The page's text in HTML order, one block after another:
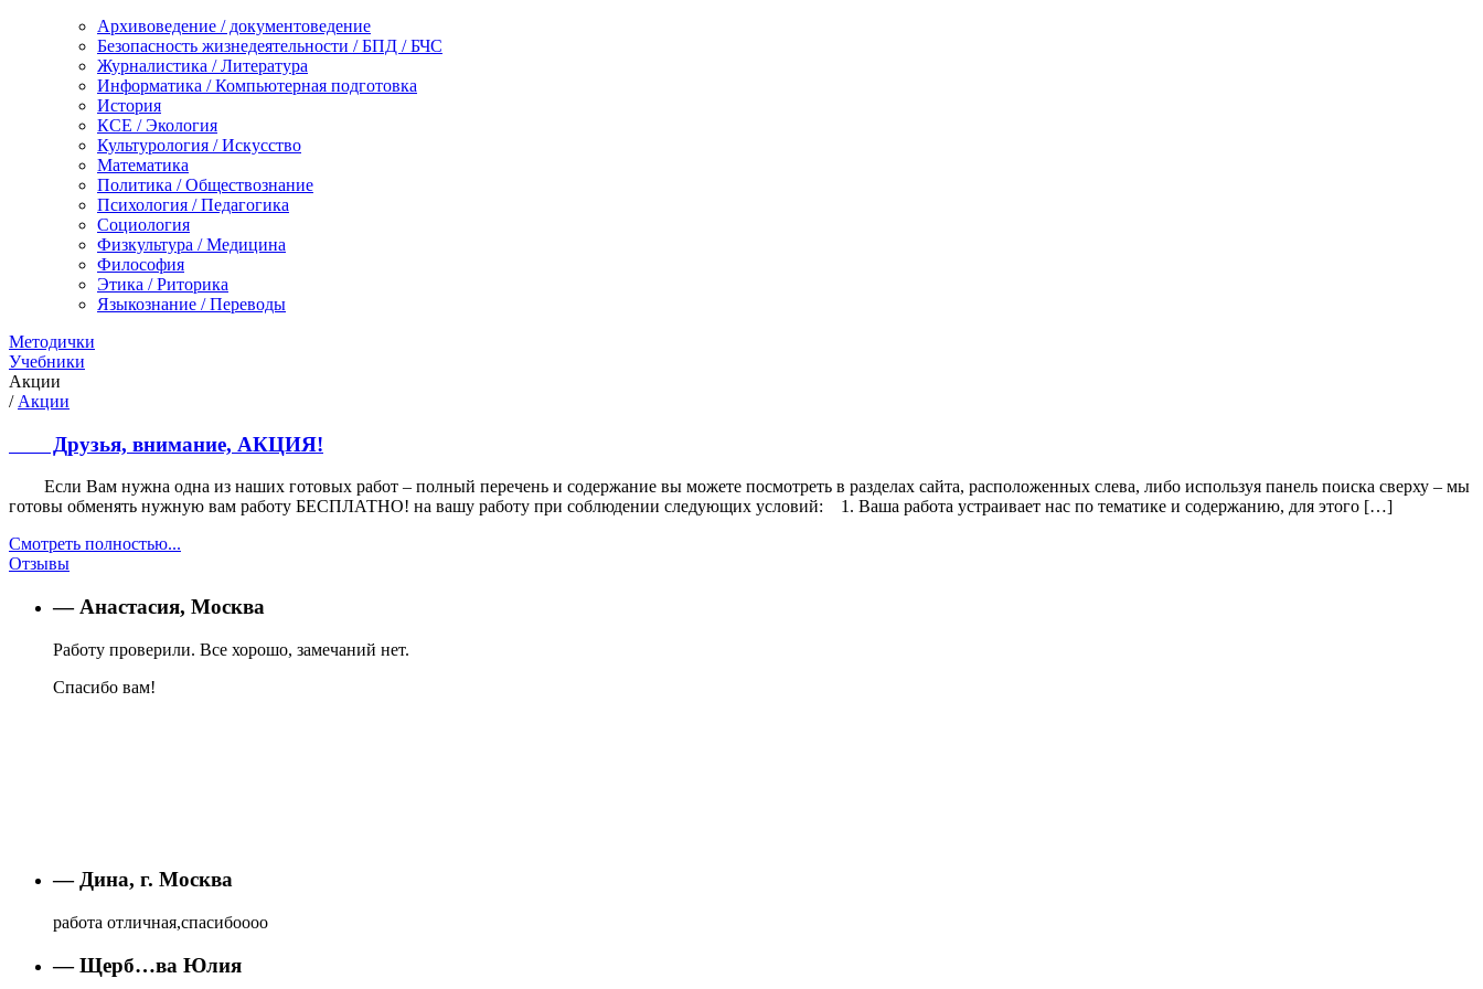
Архивоведение / документоведение
Безопасность жизнедеятельности / БПД / БЧС
Журналистика / Литература
Информатика / Компьютерная подготовка
История
КСЕ / Экология
Культурология / Искусство
Математика
Политика / Обществознание
Психология / Педагогика
Социология
Физкультура / Медицина
Философия
Этика / Риторика
Языкознание / Переводы
Методички
Учебники
Акции
/ Акции
Друзья, внимание, АКЦИЯ!
Если Вам нужна одна из наших готовых работ – полный перечень и содержание вы можете посмотреть в разделах сайта, расположенных слева, либо используя панель поиска сверху – мы
готовы обменять нужную вам работу БЕСПЛАТНО! на вашу работу при соблюдении следующих условий: 1. Ваша работа устраивает нас по тематике и содержанию, для этого […]
Смотреть полностью...
Отзывы
— Анастасия, Москва
Работу проверили. Все хорошо, замечаний нет.
Спасибо вам!
— Дина, г. Москва
работа отличная,спасибоооо
— Щерб…ва Юлия